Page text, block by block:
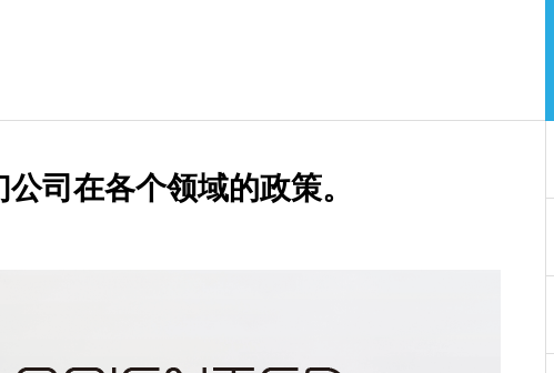
SDGs举措
SDGs
司在各个领域的政策。